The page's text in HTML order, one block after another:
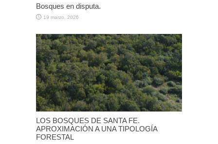
Bosques en disputa.
19 marzo, 2026
LOS BOSQUES DE SANTA FE.
APROXIMACIÓN A UNA TIPOLOGÍA
FORESTAL